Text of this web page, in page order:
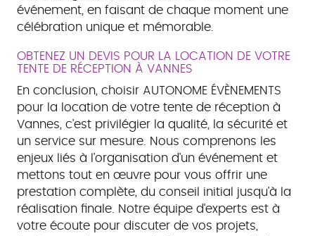
événement, en faisant de chaque moment une
célébration unique et mémorable.
OBTENEZ UN DEVIS POUR LA LOCATION DE VOTRE
TENTE DE RÉCEPTION À VANNES
En conclusion, choisir AUTONOME ÉVÈNEMENTS
pour la location de votre tente de réception à
Vannes, c'est privilégier la qualité, la sécurité et
un service sur mesure. Nous comprenons les
enjeux liés à l'organisation d'un événement et
mettons tout en œuvre pour vous offrir une
prestation complète, du conseil initial jusqu'à la
réalisation finale. Notre équipe d'experts est à
votre écoute pour discuter de vos projets,